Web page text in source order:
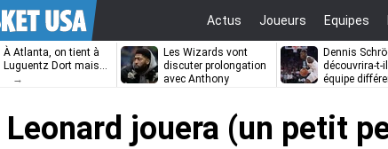
Actus Joueurs Equipes
À Atlanta, on tient à
Luguentz Dort mais…
Les Wizards vont
discuter prolongation
avec Anthony
Dennis
découvrira-t-
équipe
Leonard jouera (un petit